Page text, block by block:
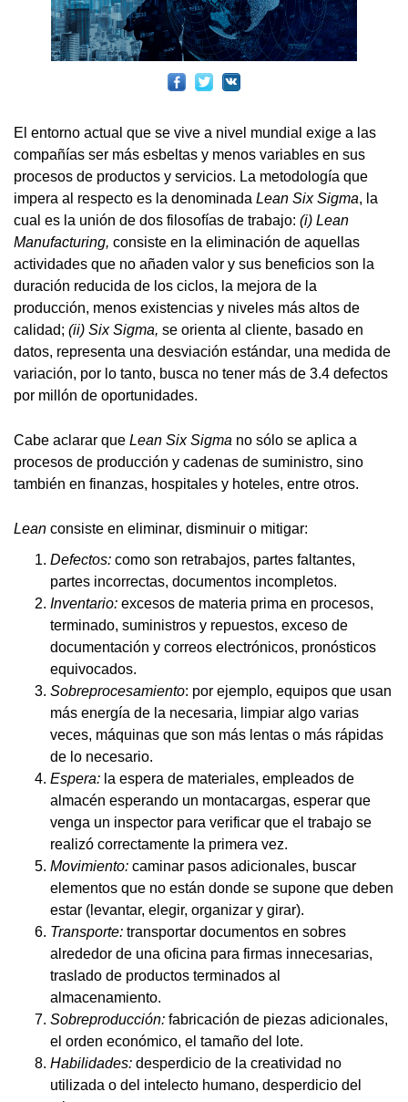
El entorno actual que se vive a nivel mundial exige a las
compañías ser más esbeltas y menos variables en sus
procesos de productos y servicios. La metodología que
impera al respecto es la denominada Lean Six Sigma, la
cual es la unión de dos filosofías de trabajo: (i) Lean
Manufacturing, consiste en la eliminación de aquellas
actividades que no añaden valor y sus beneficios son la
duración reducida de los ciclos, la mejora de la
producción, menos existencias y niveles más altos de
calidad; (ii) Six Sigma, se orienta al cliente, basado en
datos, representa una desviación estándar, una medida de
variación, por lo tanto, busca no tener más de 3.4 defectos
por millón de oportunidades.
Cabe aclarar que Lean Six Sigma no sólo se aplica a
procesos de producción y cadenas de suministro, sino
también en finanzas, hospitales y hoteles, entre otros.
Lean consiste en eliminar, disminuir o mitigar:
Defectos: como son retrabajos, partes faltantes,
partes incorrectas, documentos incompletos.
Inventario: excesos de materia prima en procesos,
terminado, suministros y repuestos, exceso de
documentación y correos electrónicos, pronósticos
equivocados.
Sobreprocesamiento: por ejemplo, equipos que usan
más energía de la necesaria, limpiar algo varias
veces, máquinas que son más lentas o más rápidas
de lo necesario.
Espera: la espera de materiales, empleados de
almacén esperando un montacargas, esperar que
venga un inspector para verificar que el trabajo se
realizó correctamente la primera vez.
Movimiento: caminar pasos adicionales, buscar
elementos que no están donde se supone que deben
estar (levantar, elegir, organizar y girar).
Transporte: transportar documentos en sobres
alrededor de una oficina para firmas innecesarias,
traslado de productos terminados al
almacenamiento.
Sobreproducción: fabricación de piezas adicionales,
el orden económico, el tamaño del lote.
Habilidades: desperdicio de la creatividad no
utilizada o del intelecto humano, desperdicio del